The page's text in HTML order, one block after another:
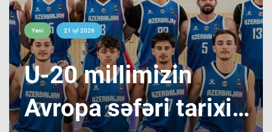
Yeni 21 iyl 2026
​U-20 millimizin
Avropa səfəri tarixi